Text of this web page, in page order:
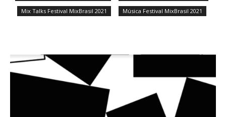
Mix Talks Festival MixBrasil 2021
Música Festival MixBrasil 2021